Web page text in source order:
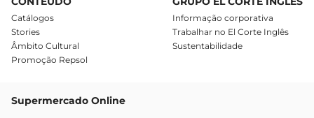
Catálogos
Stories
Âmbito Cultural
Promoção Repsol
Informação corporativa
Trabalhar no El Corte Inglês
Sustentabilidade
Supermercado Online